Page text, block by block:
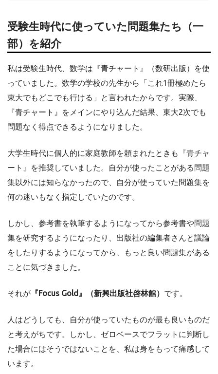
受験生時代に使っていた問題集たち（一
部）を紹介
私は受験生時代、数学は『青チャート』（数研出版）を使
っていました。数学の学校の先生から「これ1冊極めたら
東大でもどこでも行ける」と言われたからです。実際、
『青チャート』をメインにやり込んだ結果、東大2次でも
問題なく得点できるようになりました。
大学生時代に個人的に家庭教師を頼まれたときも『青チャ
ート』を推奨していました。自分が使ったことがある問題
集以外には知らなかったので、自分が使っていた問題集を
何の迷いもなく指定していたのです。
しかし、参考書を執筆するようになってから参考書や問題
集を研究するようになったり、出版社の編集者さんと議論
をしたりするようになってから、もっと良い問題集がある
ことに気づきました。
それが 『Focus Gold』（新興出版社啓林館） です。
人はどうしても、自分が使っていたものが最も良いものだ
と考えがちです。しかし、ゼロベースでフラットに判断し
た場合にはそうではないことを、私は身をもって痛感して
います。